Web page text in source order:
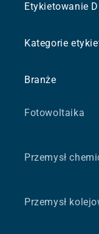
Etykietowanie
Kategorie
Branże
Fotowoltaika
Przemysł
Przemysł